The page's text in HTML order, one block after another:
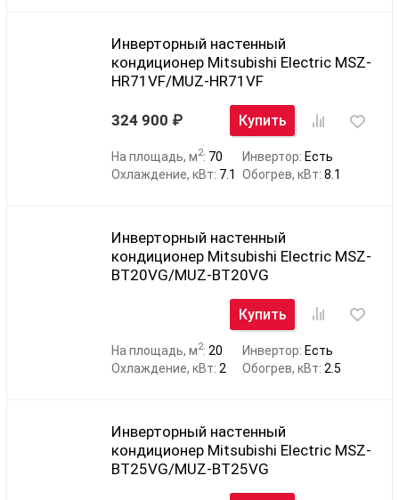
Инверторный настенный
кондиционер Mitsubishi Electric MSZ-
HR71VF/MUZ-HR71VF
324 900 Купить
На площадь, м2: 70 Инвертор: Есть
Охлаждение, кВт: 7.1 Обогрев, кВт:8.1
Инверторный настенный
кондиционер Mitsubishi Electric MSZ-
BT20VG/MUZ-BT20VG
Купить
На площадь, м2: 20 Инвертор: Есть
Охлаждение, кВт: 2 Обогрев, кВт: 2.5
Инверторный настенный
кондиционер Mitsubishi Electric MSZ-
BT25VG/MUZ-BT25VG